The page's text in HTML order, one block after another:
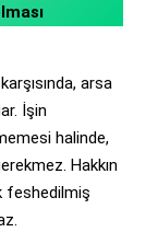
arsa
İşin
halinde,
Hakkın
feshedilmiş